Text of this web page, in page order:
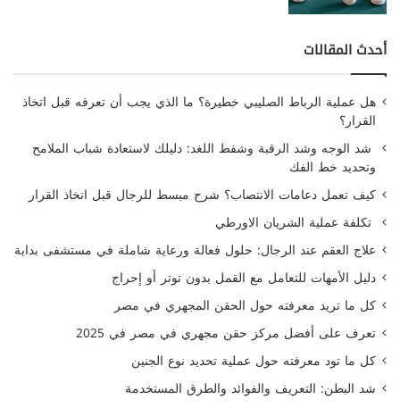
أحدث المقالات
هل عملية الرباط الصليبي خطيرة؟ ما الذي يجب أن تعرفه قبل اتخاذ
القرار؟
شد الوجه وشد الرقبة وشفط اللغد: دليلك لاستعادة شباب الملامح
وتحديد خط الفك
كيف تعمل دعامات الانتصاب؟ شرح مبسط للرجال قبل اتخاذ القرار
تكلفة عملية الشريان الاورطي
علاج العقم عند الرجال: حلول فعالة ورعاية شاملة في مستشفى بداية
دليل الأمهات للتعامل مع القمل بدون توتر أو إحراج
كل ما تريد معرفته حول الحقن المجهري في مصر
تعرف على أفضل مركز حقن مجهري في مصر في 2025
كل ما تود معرفته حول عملية تحديد نوع الجنين
شد البطن: التعريف والفوائد والطرق المستخدمة